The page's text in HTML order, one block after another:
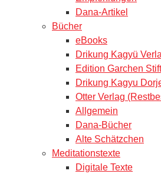
Dana-Artikel
Bücher
eBooks
Drikung Kagyü
Edition Garchen
Drikung Kagyu
Otter Verlag
Allgemein
Dana-Bücher
Alte Schätzchen
Meditationstexte
Digitale Texte